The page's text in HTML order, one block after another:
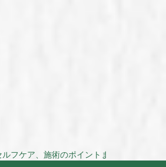
ケア、施術のポイントまでを動画で解